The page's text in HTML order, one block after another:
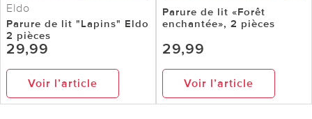
Eldo
Parure de lit "Lapins" Eldo
2 pièces
29,99
Voir l’article
Parure de lit «Forêt
enchantée», 2 pièces
29,99
Voir l’article